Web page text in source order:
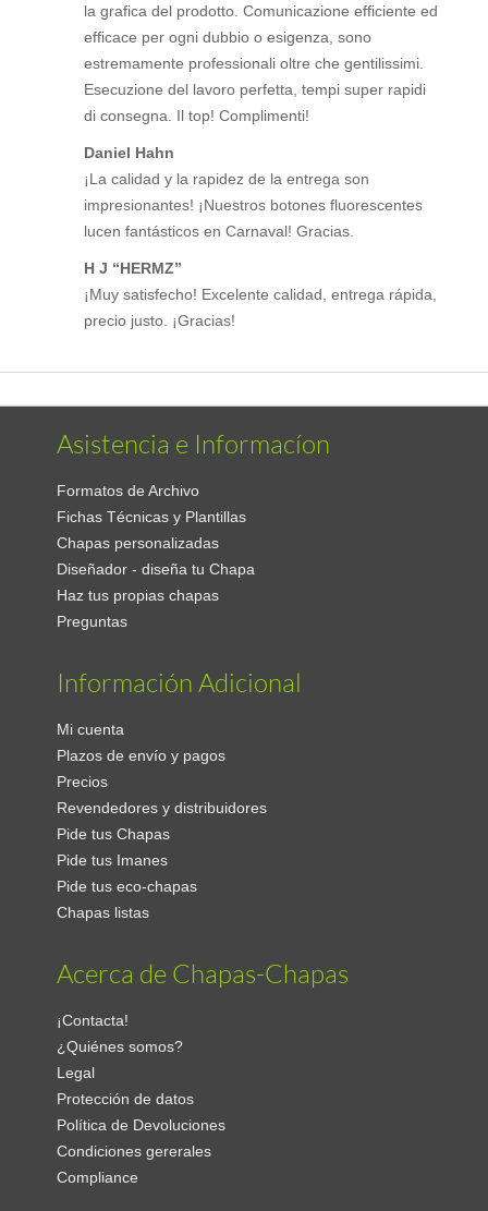
la grafica del prodotto. Comunicazione efficiente ed
efficace per ogni dubbio o esigenza, sono
estremamente professionali oltre che gentilissimi.
Esecuzione del lavoro perfetta, tempi super rapidi
di consegna. Il top! Complimenti!
Daniel Hahn
¡La calidad y la rapidez de la entrega son
impresionantes! ¡Nuestros botones fluorescentes
lucen fantásticos en Carnaval! Gracias.
H J “HERMZ”
¡Muy satisfecho! Excelente calidad, entrega rápida,
precio justo. ¡Gracias!
Asistencia e Informacíon
Formatos de Archivo
Fichas Técnicas y Plantillas
Chapas personalizadas
Diseñador - diseña tu Chapa
Haz tus propias chapas
Preguntas
Información Adicional
Mi cuenta
Plazos de envío y pagos
Precios
Revendedores y distribuidores
Pide tus Chapas
Pide tus Imanes
Pide tus eco-chapas
Chapas listas
Acerca de Chapas-Chapas
¡Contacta!
¿Quiénes somos?
Legal
Protección de datos
Política de Devoluciones
Condiciones gererales
Compliance